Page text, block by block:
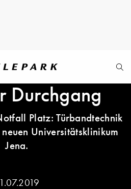
Durchgang
Platz: Türbandtechnik
Universitätsklinikum
Jena.